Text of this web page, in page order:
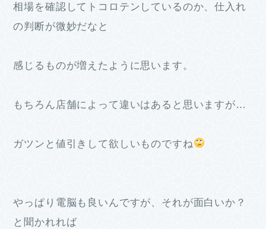
相場を確認してトコロテンしているのか、仕入れ
の判断が微妙だなと
感じるものが増えたように思います。
もちろん店舗によって違いはあると思いますが…
ガツンと値引きして欲しいものですね
やっぱり電脳も良いんですが、それが面白いか？
と聞かれれば